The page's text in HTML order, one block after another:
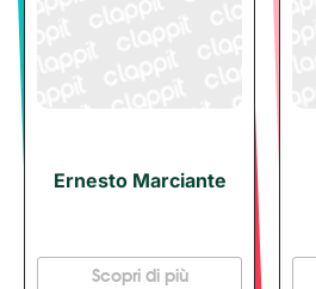
Ernesto Marciante
Scopri di più